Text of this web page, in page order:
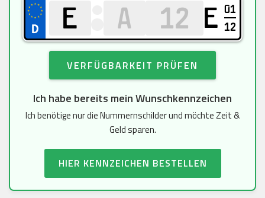
E 01
12
VERFÜGBARKEIT PRÜFEN
Ich habe bereits mein Wunschkennzeichen
Ich benötige nur die Nummernschilder und möchte Zeit &
Geld sparen.
HIER KENNZEICHEN BESTELLEN